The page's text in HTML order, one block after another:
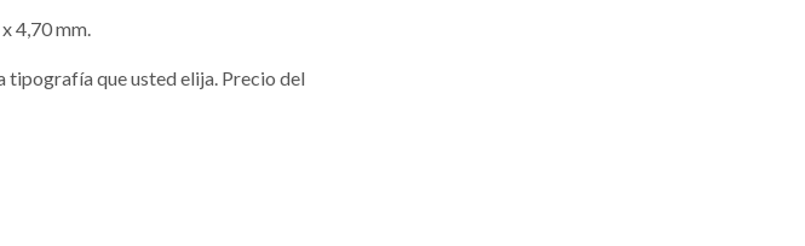
4,70 mm.
tipografía que usted elija. Precio del